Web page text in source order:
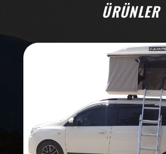
ÜRÜNLER